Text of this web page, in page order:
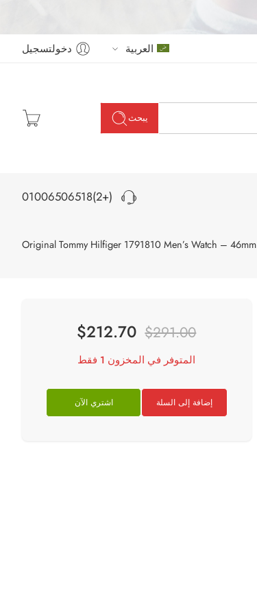
العربية دخولتسجيل
يبحث
(+2)01006506518
Original Tommy Hilfiger 1791810 Men’s Watch – 46mm
$291.00
$212.70
المتوفر في المخزون 1 فقط
إضافة إلى السلة اشتري الآن